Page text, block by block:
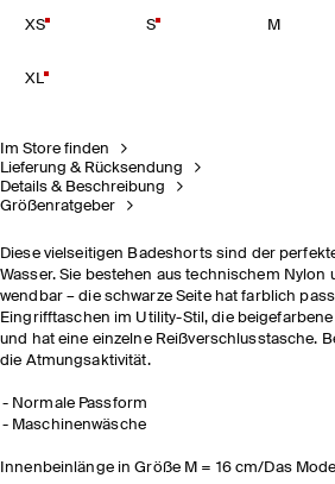
XS S M
XL
Im Store finden
Lieferung & Rücksendung
Details & Beschreibung
Größenratgeber
Diese vielseitigen Badeshorts sind der
Wasser. Sie bestehen aus technischem Nylon
wendbar – die schwarze Seite hat farblich
Eingrifftaschen im Utility-Stil, die
und hat eine einzelne Reißverschlusstasche.
die Atmungsaktivität.
Normale Passform
Maschinenwäsche
Innenbeinlänge in Größe M = 16 cm/Das